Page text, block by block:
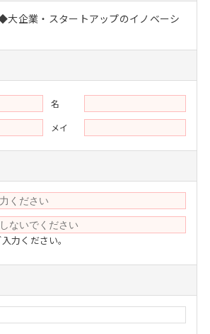
企業・スタートアップのイノベーシ
名
メイ
力ください。